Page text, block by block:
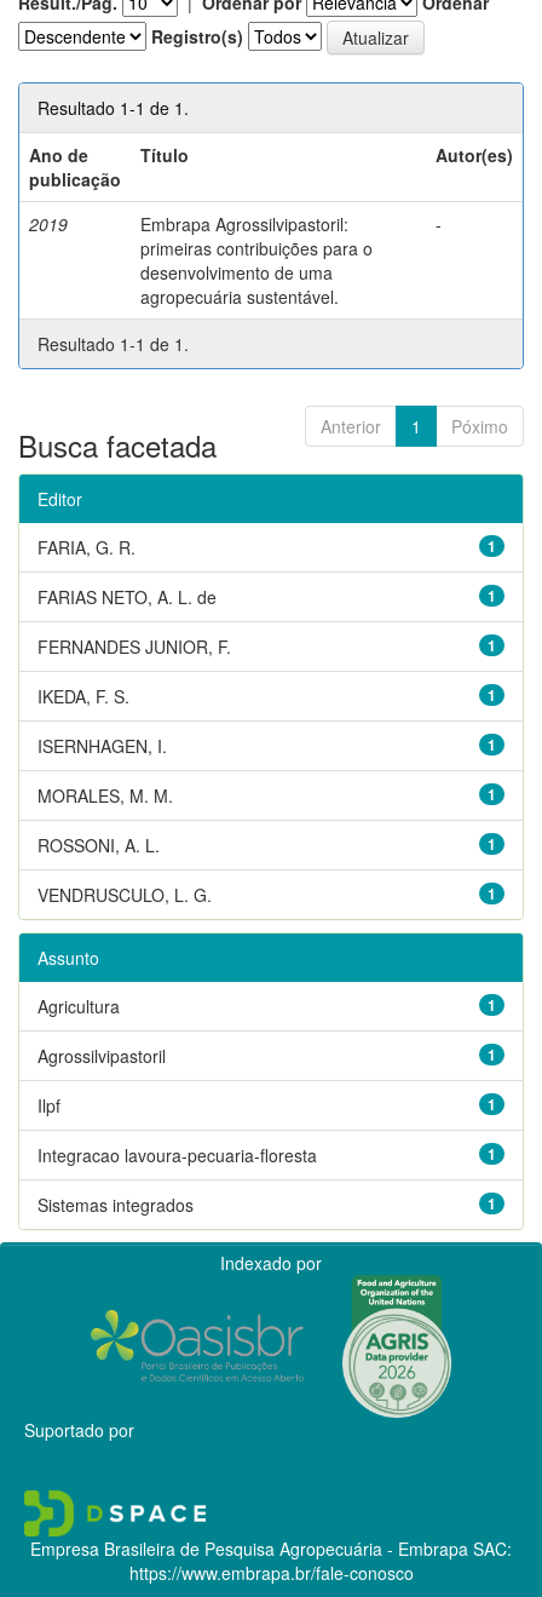
Registro(s)
Resultado 1-1 de 1.
Ano de
publicação
Título Autor(es)
2019
Embrapa Agrossilvipastoril:
primeiras contribuições para o
desenvolvimento de uma
agropecuária sustentável.
-
Resultado 1-1 de 1.
Anterior 1 Póximo
Busca facetada
Editor
1
FARIA, G. R.
1
FARIAS NETO, A. L. de
1
FERNANDES JUNIOR, F.
1
IKEDA, F. S.
1
ISERNHAGEN, I.
1
MORALES, M. M.
1
ROSSONI, A. L.
1
VENDRUSCULO, L. G.
Assunto
1
Agricultura
1
Agrossilvipastoril
1
Ilpf
1
Integracao lavoura-pecuaria-floresta
1
Sistemas integrados
Indexado por
Suportado por
Empresa Brasileira de Pesquisa Agropecuária - Embrapa SAC:
https://www.embrapa.br/fale-conosco